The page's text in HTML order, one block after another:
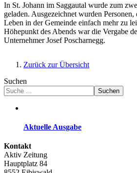
In St. Johann im Saggautal wurde zum
geladen. Ausgezeichnet wurden
Leben in der Gemeinde einfach mehr zu
Höhepunkt des Abends war die Vergabe
Unternehmer Josef Poscharnegg.
Zurück zur Übersicht
Suchen
Suchen
Aktuelle Ausgabe
Kontakt
Aktiv Zeitung
Hauptplatz 84